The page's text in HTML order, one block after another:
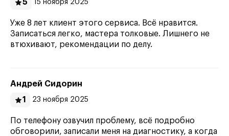
5
15 ноября 2025
Уже 8 лет клиент этого сервиса. Всё нравится.
Записаться легко, мастера толковые. Лишнего не
втюхивают, рекомендации по делу.
Андрей Сидорин
1
23 ноября 2025
По телефону озвучил проблему, всё подробно
обговорили, записали меня на диагностику, а когда